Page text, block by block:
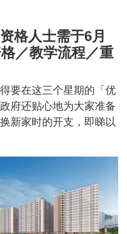
格人士需于6月
／教学流程／重
要在这三个星期的「优
府还贴心地为大家准备
新家时的开支，即睇以